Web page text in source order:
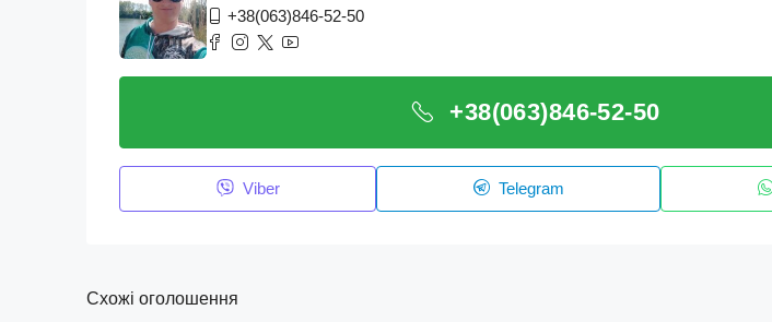
+38(063)846-52-50
+38(063)846-52-50
Viber Telegram
Схожі оголошення